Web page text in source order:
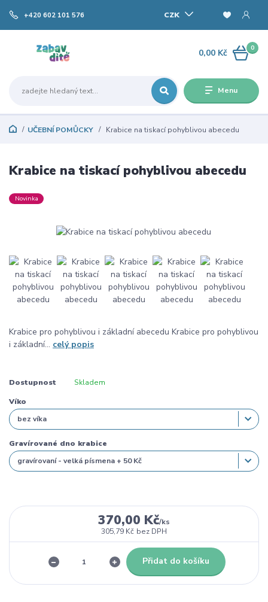
Menu
CZK
+420 602 101 576
0
0,00 Kč
UČEBNÍ POMŮCKY Krabice na tiskací pohyblivou abecedu
Krabice na tiskací pohyblivou abecedu
Novinka
Krabice pro pohyblivou i základní abecedu Krabice pro pohyblivou
i základní... celý popis
Dostupnost Skladem
Víko
Gravírované dno krabice
370,00 Kč/ks
305,79 Kč bez DPH
Přidat do košíku